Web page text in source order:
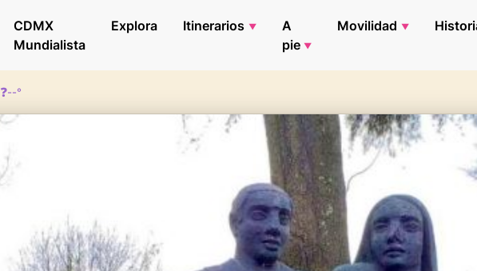
CDMX
Mundialista
Explora Itinerarios
A
pie
Movilidad
❓--°